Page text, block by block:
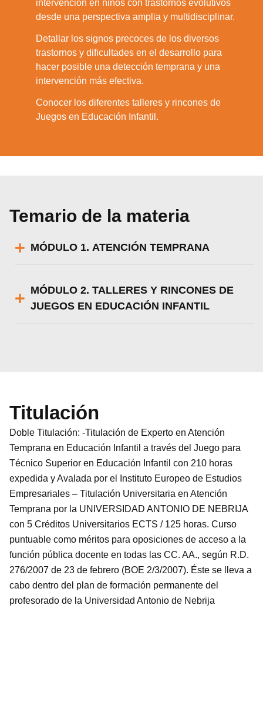
intervención en niños con trastornos evolutivos
desde una perspectiva amplia y multidisciplinar.
Detallar los signos precoces de los diversos
trastornos y dificultades en el desarrollo para
hacer posible una detección temprana y una
intervención más efectiva.
Conocer los diferentes talleres y rincones de
Juegos en Educación Infantil.
Temario de la materia
MÓDULO 1. ATENCIÓN TEMPRANA
MÓDULO 2. TALLERES Y RINCONES DE
JUEGOS EN EDUCACIÓN INFANTIL
Titulación
Doble Titulación: -Titulación de Experto en Atención
Temprana en Educación Infantil a través del Juego para
Técnico Superior en Educación Infantil con 210 horas
expedida y Avalada por el Instituto Europeo de Estudios
Empresariales – Titulación Universitaria en Atención
Temprana por la UNIVERSIDAD ANTONIO DE NEBRIJA
con 5 Créditos Universitarios ECTS / 125 horas. Curso
puntuable como méritos para oposiciones de acceso a la
función pública docente en todas las CC. AA., según R.D.
276/2007 de 23 de febrero (BOE 2/3/2007). Éste se lleva a
cabo dentro del plan de formación permanente del
profesorado de la Universidad Antonio de Nebrija